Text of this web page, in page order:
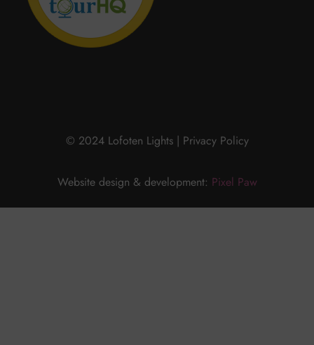
© 2024 Lofoten Lights | Privacy Policy
Website design & development: Pixel Paw